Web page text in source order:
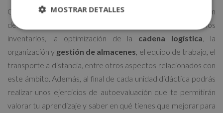
Cursar esta formación te permitirá conocer la planificación
del
la gestión de la demanda y de los
inventarios, la optimización de la cadena logística , la
organización y gestión de almacenes , el equipo de trabajo, el
transporte a distancia, entre otros aspectos relacionados con
este ámbito. Además, al final de cada unidad didáctica podrás
realizar unos ejercicios de autoevaluación que te permitirán
valorar tu aprendizaje y saber en qué tienes que mejorar para
MOSTRAR DETALLES